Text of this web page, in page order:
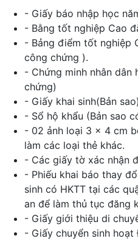
- Giấy báo nhập học
- Bằng tốt nghiệp Cao
- Bảng điểm tốt nghiệp
công chứng ).
- Chứng minh nhân
chứng)
- Giấy khai sinh(Bản
- Sổ hộ khẩu (Bản sao
- 02 ảnh loại 3 x 4 cm
làm các loại thẻ khác.
- Các giấy tờ xác nhận
- Phiếu khai báo thay
sinh có HKTT tại các
an để làm thủ tục đăng
- Giấy giới thiệu di
- Giấy chuyển sinh